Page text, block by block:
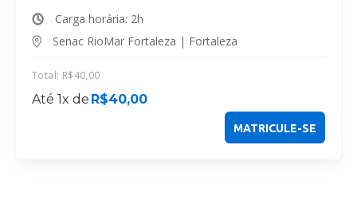
Carga horária: 2h
Senac RioMar Fortaleza | Fortaleza
Total: R$40,00
Até 1x de R$40,00
MATRICULE-SE